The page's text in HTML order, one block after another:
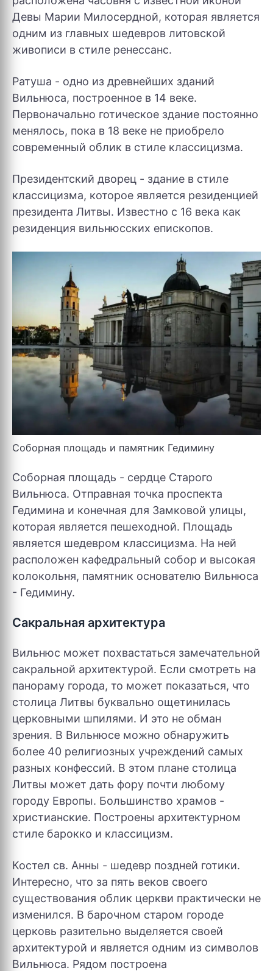
Девы Марии Милосердной, которая является
одним из главных шедевров литовской
живописи в стиле ренессанс.
Ратуша - одно из древнейших зданий
Вильнюса, построенное в 14 веке.
Первоначально готическое здание постоянно
менялось, пока в 18 веке не приобрело
современный облик в стиле классицизма.
Президентский дворец - здание в стиле
классицизма, которое является резиденцией
президента Литвы. Известно с 16 века как
резиденция вильнюсских епископов.
Соборная площадь и памятник Гедимину
Соборная площадь - сердце Старого
Вильнюса. Отправная точка проспекта
Гедимина и конечная для Замковой улицы,
которая является пешеходной. Площадь
является шедевром классицизма. На ней
расположен кафедральный собор и высокая
колокольня, памятник основателю Вильнюса
- Гедимину.
Сакральная архитектура
Вильнюс может похвастаться замечательной
сакральной архитектурой. Если смотреть на
панораму города, то может показаться, что
столица Литвы буквально ощетинилась
церковными шпилями. И это не обман
зрения. В Вильнюсе можно обнаружить
более 40 религиозных учреждений самых
разных конфессий. В этом плане столица
Литвы может дать фору почти любому
городу Европы. Большинство храмов -
христианские. Построены архитектурном
стиле барокко и классицизм.
Костел св. Анны - шедевр поздней готики.
Интересно, что за пять веков своего
существования облик церкви практически не
изменился. В барочном старом городе
церковь разительно выделяется своей
архитектурой и является одним из символов
Вильнюса. Рядом построена